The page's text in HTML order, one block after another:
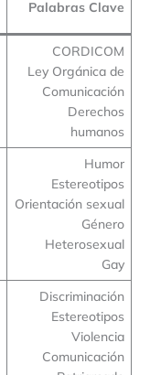
Palabras Clave
CORDICOM
Ley Orgánica de
Comunicación
Derechos
humanos
Humor
Estereotipos
Orientación sexual
Género
Heterosexual
Gay
Discriminación
Estereotipos
Violencia
Comunicación